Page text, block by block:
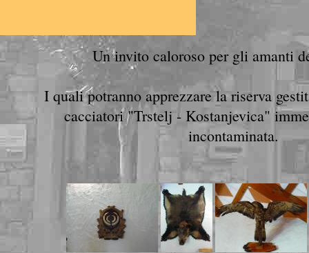
Un invito caloroso per gli amanti
I quali potranno apprezzare la riserva
cacciatori "Trstelj - Kostanjevica"
incontaminata.